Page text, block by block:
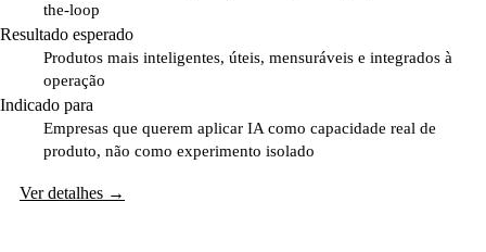
the-loop
Resultado esperado
Produtos mais inteligentes, úteis, mensuráveis e integrados à
operação
Indicado para
Empresas que querem aplicar IA como capacidade real de
produto, não como experimento isolado
Ver detalhes →